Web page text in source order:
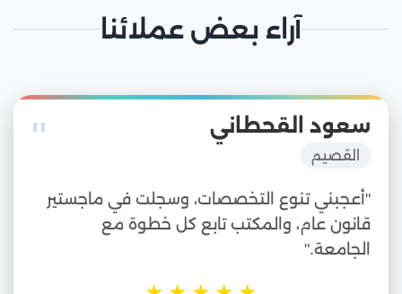
آراء بعض عملائنا
" سعود القحطاني
القصيم
"أعجبني تنوع التخصصات، وسجلت في ماجستير
قانون عام، والمكتب تابع كل خطوة مع
الجامعة."